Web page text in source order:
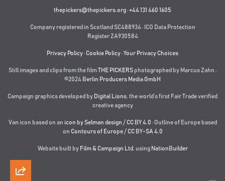
thepickers@thepickers.org·+44 131 460 1605
Company registered in Scotland SC488934 · ICO Data Protection
Register ZA930584
Privacy Policy· Cookie Policy·Your Privacy Choices
Still images and clips from the filmTHE PICKERS photographed by Marcus Zahn ·
©2024 Berlin Producers Media GmbH
Campaign graphics developed by Digital Lions the world’s first Fair Trade verified
creative agency
Van icon based on an icon by Selman design / CC BY 4.0 · Outline of Europe based
on Contours of Europe/ CC BY-SA 4.0
Website built by Film & Campaign Ltd. using NationBuilder